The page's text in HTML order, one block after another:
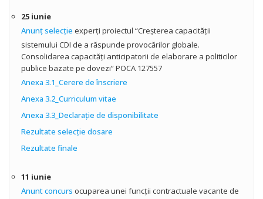
25 iunie
Anunţ selecţie experţi proiectul “Creșterea capacității
sistemului CDI de a răspunde provocărilor globale.
Consolidarea capacități anticipatorii de elaborare a politicilor
publice bazate pe dovezi” POCA 127557
Anexa 3.1_Cerere de înscriere
Anexa 3.2_Curriculum vitae
Anexa 3.3_Declarație de disponibilitate
Rezultate selecţie dosare
Rezultate finale
11 iunie
Anunt concurs ocuparea unei funcţii contractuale vacante de